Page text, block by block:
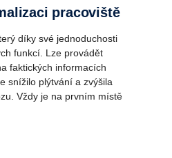
pracoviště
díky své jednoduchosti
funkcí. Lze provádět
faktických informacích
snížilo plýtvání a zvýšila
Vždy je na prvním místě